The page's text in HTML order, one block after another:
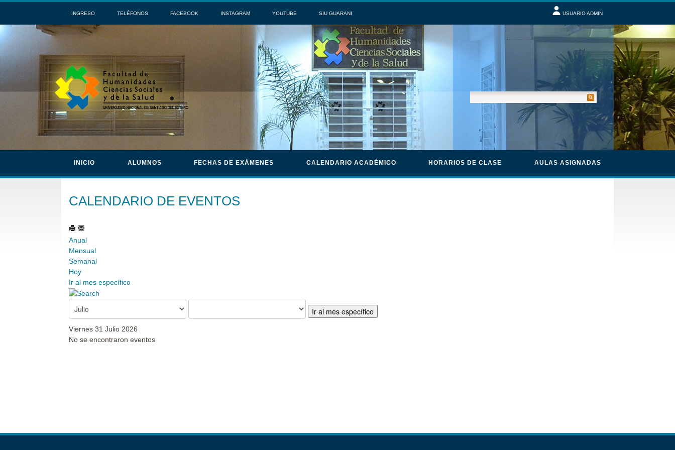
INGRESO TELÉFONOS FACEBOOK INSTAGRAM YOUTUBE SIU GUARANI USUARIO ADMIN
INICIO ALUMNOS FECHAS DE EXÁMENES CALENDARIO ACADÉMICO HORARIOS DE CLASE AULAS ASIGNADAS
CALENDARIO DE EVENTOS
Anual
Mensual
Semanal
Hoy
Ir al mes específico
Ir al mes específico
Viernes 31 Julio 2026
No se encontraron eventos